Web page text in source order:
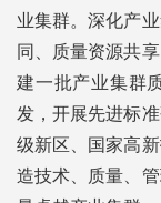
业集群。深化产
同、质量资源共
建一批产业集群
发，开展先进标
级新区、国家高
造技术、质量、